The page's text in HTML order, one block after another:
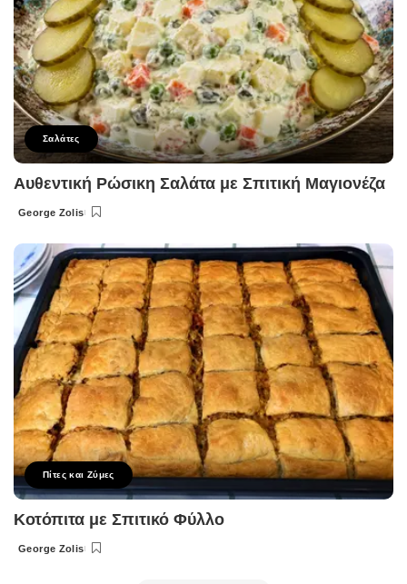
Σαλάτες
Αυθεντική Ρώσικη Σαλάτα με Σπιτική Μαγιονέζα
Posted
George Zolis
Πίτες και Ζύμες
Κοτόπιτα με Σπιτικό Φύλλο
Posted
George Zolis